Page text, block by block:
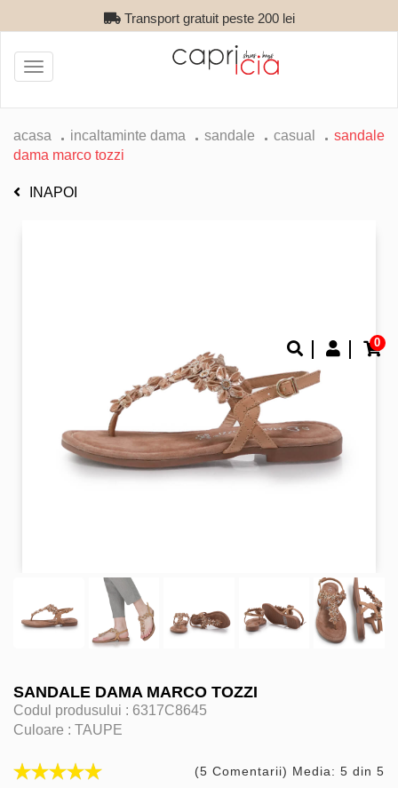
Transport gratuit peste 200 lei
0
Toggle
navigation
acasa incaltaminte dama sandale casual
sandale
dama marco tozzi
INAPOI
SANDALE DAMA MARCO TOZZI
Codul produsului : 6317C8645
Culoare : TAUPE
(5 Comentarii) Media: 5 din 5